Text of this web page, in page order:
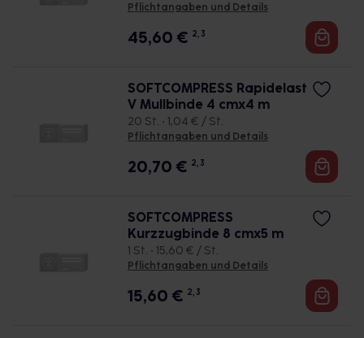
Pflichtangaben und Details
45,60 € 2, 3
SOFTCOMPRESS Rapidelast
V Mullbinde 4 cmx4 m
20 St. • 1,04 € / St.
Pflichtangaben und Details
20,70 € 2, 3
SOFTCOMPRESS
Kurzzugbinde 8 cmx5 m
1 St. • 15,60 € / St.
Pflichtangaben und Details
15,60 € 2, 3